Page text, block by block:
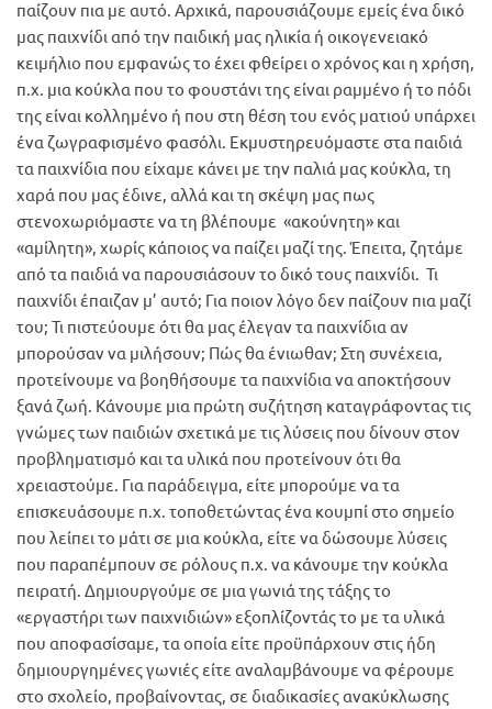
παίζουν πια με αυτό. Αρχικά, παρουσιάζουμε εμείς ένα δικό
μας παιχνίδι από την παιδική μας ηλικία ή οικογενειακό
κειμήλιο που εμφανώς το έχει φθείρει ο χρόνος και η χρήση,
π.χ. μια κούκλα που το φουστάνι της είναι ραμμένο ή το πόδι
της είναι κολλημένο ή που στη θέση του ενός ματιού υπάρχει
ένα ζωγραφισμένο φασόλι. Εκμυστηρευόμαστε στα παιδιά
τα παιχνίδια που είχαμε κάνει με την παλιά μας κούκλα, τη
χαρά που μας έδινε, αλλά και τη σκέψη μας πως
στενοχωριόμαστε να τη βλέπουμε «ακούνητη» και
«αμίλητη», χωρίς κάποιος να παίζει μαζί της. Έπειτα, ζητάμε
από τα παιδιά να παρουσιάσουν το δικό τους παιχνίδι. Τι
παιχνίδι έπαιζαν μ’ αυτό; Για ποιον λόγο δεν παίζουν πια μαζί
του; Τι πιστεύουμε ότι θα μας έλεγαν τα παιχνίδια αν
μπορούσαν να μιλήσουν; Πώς θα ένιωθαν; Στη συνέχεια,
προτείνουμε να βοηθήσουμε τα παιχνίδια να αποκτήσουν
ξανά ζωή. Κάνουμε μια πρώτη συζήτηση καταγράφοντας τις
γνώμες των παιδιών σχετικά με τις λύσεις που δίνουν στον
προβληματισμό και τα υλικά που προτείνουν ότι θα
χρειαστούμε. Για παράδειγμα, είτε μπορούμε να τα
επισκευάσουμε π.χ. τοποθετώντας ένα κουμπί στο σημείο
που λείπει το μάτι σε μια κούκλα, είτε να δώσουμε λύσεις
που παραπέμπουν σε ρόλους π.χ. να κάνουμε την κούκλα
πειρατή. Δημιουργούμε σε μια γωνιά της τάξης το
«εργαστήρι των παιχνιδιών» εξοπλίζοντάς το με τα υλικά
που αποφασίσαμε, τα οποία είτε προϋπάρχουν στις ήδη
δημιουργημένες γωνιές είτε αναλαμβάνουμε να φέρουμε
στο σχολείο, προβαίνοντας, σε διαδικασίες ανακύκλωσης